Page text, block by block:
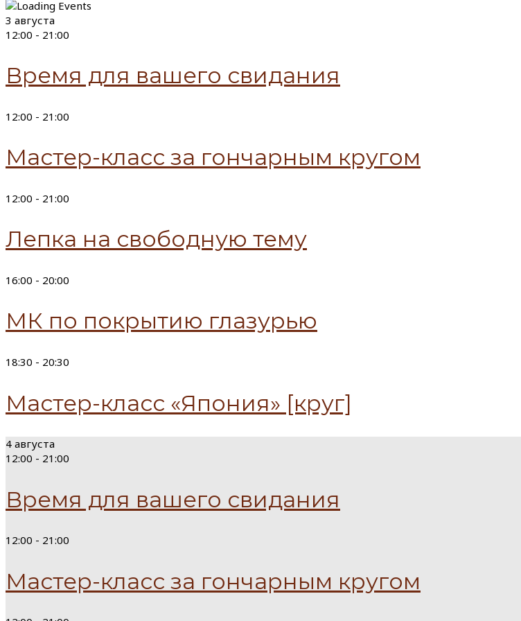
3 августа
12:00 - 21:00
Время для вашего свидания
12:00 - 21:00
Мастер-класс за гончарным кругом
12:00 - 21:00
Лепка на свободную тему
16:00 - 20:00
МК по покрытию глазурью
18:30 - 20:30
Мастер-класс «Япония» [круг]
4 августа
12:00 - 21:00
Время для вашего свидания
12:00 - 21:00
Мастер-класс за гончарным кругом